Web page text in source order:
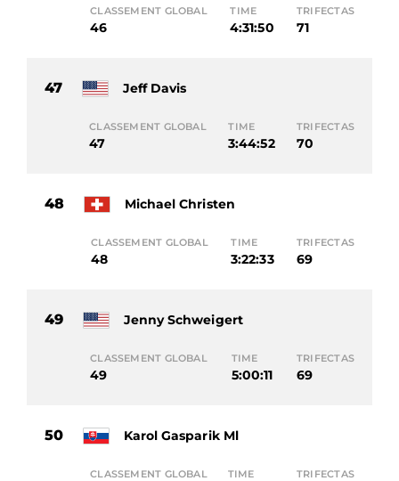
CLASSEMENT GLOBAL
46
TIME
4:31:50
TRIFECTAS
71
47 Jeff Davis
CLASSEMENT GLOBAL
47
TIME
3:44:52
TRIFECTAS
70
48 Michael Christen
CLASSEMENT GLOBAL
48
TIME
3:22:33
TRIFECTAS
69
49 Jenny Schweigert
CLASSEMENT GLOBAL
49
TIME
5:00:11
TRIFECTAS
69
50 Karol Gasparik Ml
CLASSEMENT GLOBAL TIME TRIFECTAS